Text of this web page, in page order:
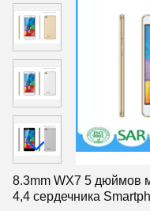
8.3mm WX7 5 дюймов
4,4 сердечника